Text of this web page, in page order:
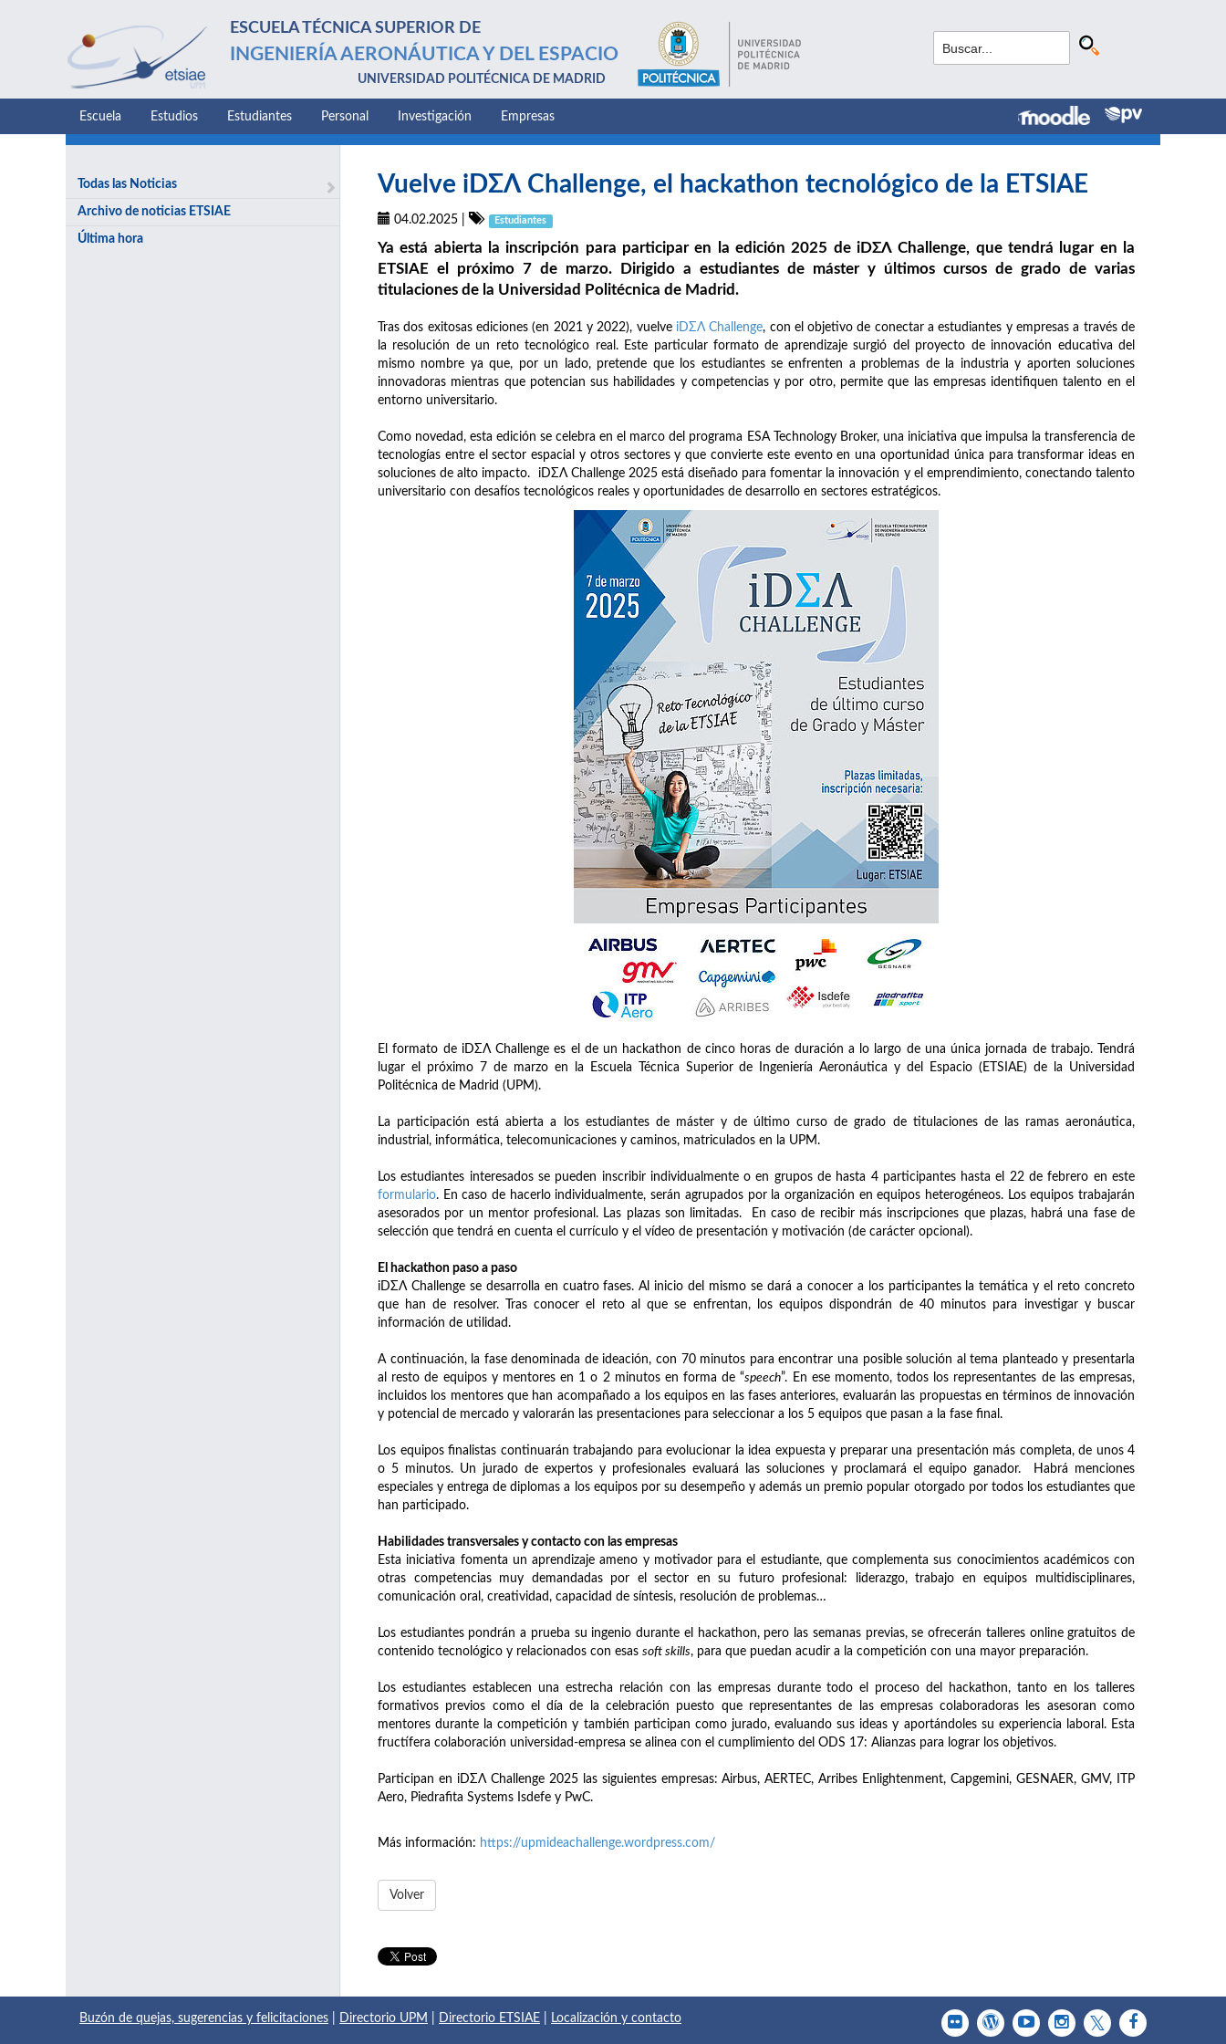
ESCUELA TÉCNICA SUPERIOR DE
INGENIERÍA AERONÁUTICA Y DEL ESPACIO
UNIVERSIDAD POLITÉCNICA DE MADRID
Escuela Estudios Estudiantes Personal Investigación Empresas
Todas las Noticias
Archivo de noticias ETSIAE
Última hora
Vuelve iDΣΛ Challenge, el hackathon tecnológico de la ETSIAE
04.02.2025 Estudiantes
Ya está abierta la inscripción para participar en la edición 2025 de iDΣΛ Challenge, que tendrá lugar en la
ETSIAE el próximo 7 de marzo. Dirigido a estudiantes de máster y últimos cursos de grado de varias
titulaciones de la Universidad Politécnica de Madrid.
Tras dos exitosas ediciones (en 2021 y 2022), vuelve iDΣΛ Challenge, con el objetivo de conectar a estudiantes y empresas a través de
la resolución de un reto tecnológico real. Este particular formato de aprendizaje surgió del proyecto de innovación educativa del
mismo nombre ya que, por un lado, pretende que los estudiantes se enfrenten a problemas de la industria y aporten soluciones
innovadoras mientras que potencian sus habilidades y competencias y por otro, permite que las empresas identifiquen talento en el
entorno universitario.
Como novedad, esta edición se celebra en el marco del programa ESA Technology Broker, una iniciativa que impulsa la transferencia de
tecnologías entre el sector espacial y otros sectores y que convierte este evento en una oportunidad única para transformar ideas en
soluciones de alto impacto. iDΣΛ Challenge 2025 está diseñado para fomentar la innovación y el emprendimiento, conectando talento
universitario con desafíos tecnológicos reales y oportunidades de desarrollo en sectores estratégicos.
El formato de iDΣΛ Challenge es el de un hackathon de cinco horas de duración a lo largo de una única jornada de trabajo. Tendrá
lugar el próximo 7 de marzo en la Escuela Técnica Superior de Ingeniería Aeronáutica y del Espacio (ETSIAE) de la Universidad
Politécnica de Madrid (UPM).
La participación está abierta a los estudiantes de máster y de último curso de grado de titulaciones de las ramas aeronáutica,
industrial, informática, telecomunicaciones y caminos, matriculados en la UPM.
Los estudiantes interesados se pueden inscribir individualmente o en grupos de hasta 4 participantes hasta el 22 de febrero en este
formulario. En caso de hacerlo individualmente, serán agrupados por la organización en equipos heterogéneos. Los equipos trabajarán
asesorados por un mentor profesional. Las plazas son limitadas. En caso de recibir más inscripciones que plazas, habrá una fase de
selección que tendrá en cuenta el currículo y el vídeo de presentación y motivación (de carácter opcional).
El hackathon paso a paso
iDΣΛ Challenge se desarrolla en cuatro fases. Al inicio del mismo se dará a conocer a los participantes la temática y el reto concreto
que han de resolver. Tras conocer el reto al que se enfrentan, los equipos dispondrán de 40 minutos para investigar y buscar
información de utilidad.
A continuación, la fase denominada de ideación, con 70 minutos para encontrar una posible solución al tema planteado y presentarla
al resto de equipos y mentores en 1 o 2 minutos en forma de “speech”. En ese momento, todos los representantes de las empresas,
incluidos los mentores que han acompañado a los equipos en las fases anteriores, evaluarán las propuestas en términos de innovación
y potencial de mercado y valorarán las presentaciones para seleccionar a los 5 equipos que pasan a la fase final.
Los equipos finalistas continuarán trabajando para evolucionar la idea expuesta y preparar una presentación más completa, de unos 4
o 5 minutos. Un jurado de expertos y profesionales evaluará las soluciones y proclamará el equipo ganador. Habrá menciones
especiales y entrega de diplomas a los equipos por su desempeño y además un premio popular otorgado por todos los estudiantes que
han participado.
Habilidades transversales y contacto con las empresas
Esta iniciativa fomenta un aprendizaje ameno y motivador para el estudiante, que complementa sus conocimientos académicos con
otras competencias muy demandadas por el sector en su futuro profesional: liderazgo, trabajo en equipos multidisciplinares,
comunicación oral, creatividad, capacidad de síntesis, resolución de problemas…
Los estudiantes pondrán a prueba su ingenio durante el hackathon, pero las semanas previas, se ofrecerán talleres online gratuitos de
contenido tecnológico y relacionados con esas soft skills, para que puedan acudir a la competición con una mayor preparación.
Los estudiantes establecen una estrecha relación con las empresas durante todo el proceso del hackathon, tanto en los talleres
formativos previos como el día de la celebración puesto que representantes de las empresas colaboradoras les asesoran como
mentores durante la competición y también participan como jurado, evaluando sus ideas y aportándoles su experiencia laboral. Esta
fructífera colaboración universidad-empresa se alinea con el cumplimiento del ODS 17: Alianzas para lograr los objetivos.
Participan en iDΣΛ Challenge 2025 las siguientes empresas: Airbus, AERTEC, Arribes Enlightenment, Capgemini, GESNAER, GMV, ITP
Aero, Piedrafita Systems Isdefe y PwC.
Más información: https://upmideachallenge.wordpress.com/
Volver
Buzón de quejas, sugerencias y felicitaciones Directorio UPM Directorio ETSIAE Localización y contacto